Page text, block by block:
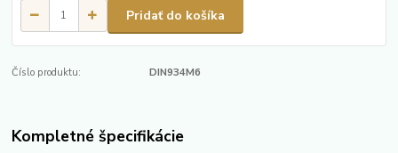
Pridať do košíka
Číslo produktu: DIN934M6
Kompletné špecifikácie